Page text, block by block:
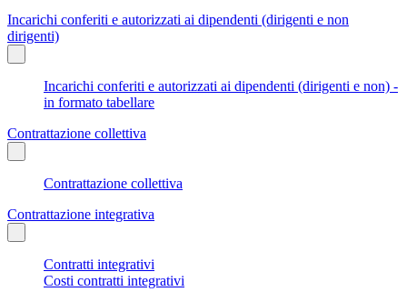
Incarichi conferiti e autorizzati ai dipendenti (dirigenti e non
dirigenti)
Incarichi conferiti e autorizzati ai dipendenti (dirigenti e non) -
in formato tabellare
Contrattazione collettiva
Contrattazione collettiva
Contrattazione integrativa
Contratti integrativi
Costi contratti integrativi